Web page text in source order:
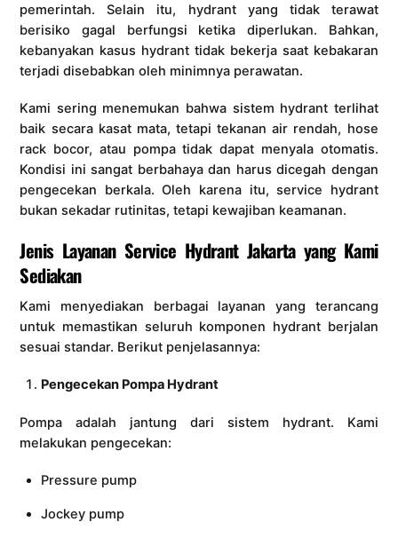
pemerintah. Selain itu, hydrant yang tidak terawat
berisiko gagal berfungsi ketika diperlukan. Bahkan,
kebanyakan kasus hydrant tidak bekerja saat kebakaran
terjadi disebabkan oleh minimnya perawatan.
Kami sering menemukan bahwa sistem hydrant terlihat
baik secara kasat mata, tetapi tekanan air rendah, hose
rack bocor, atau pompa tidak dapat menyala otomatis.
Kondisi ini sangat berbahaya dan harus dicegah dengan
pengecekan berkala. Oleh karena itu, service hydrant
bukan sekadar rutinitas, tetapi kewajiban keamanan.
Jenis Layanan Service Hydrant Jakarta yang Kami
Sediakan
Kami menyediakan berbagai layanan yang terancang
untuk memastikan seluruh komponen hydrant berjalan
sesuai standar. Berikut penjelasannya:
Pengecekan Pompa Hydrant
Pompa adalah jantung dari sistem hydrant. Kami
melakukan pengecekan:
Pressure pump
Jockey pump